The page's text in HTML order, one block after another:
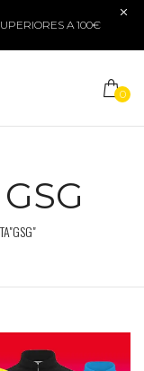
A 100€
0
GSG